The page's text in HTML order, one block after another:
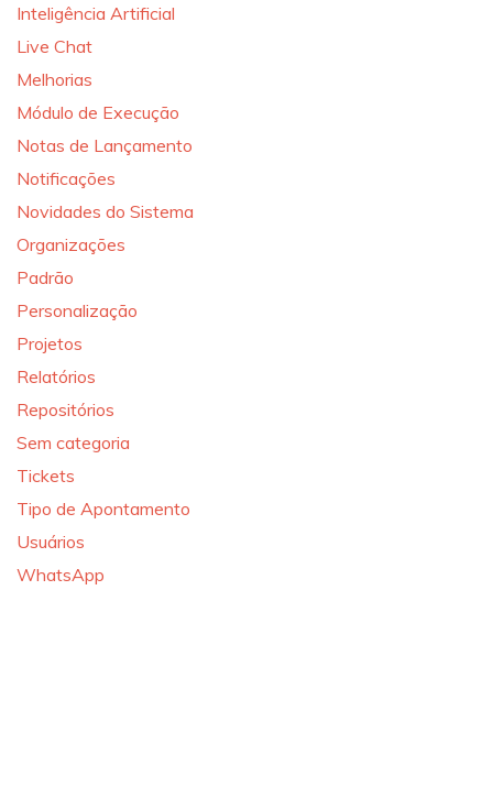
Inteligência Artificial
Live Chat
Melhorias
Módulo de Execução
Notas de Lançamento
Notificações
Novidades do Sistema
Organizações
Padrão
Personalização
Projetos
Relatórios
Repositórios
Sem categoria
Tickets
Tipo de Apontamento
Usuários
WhatsApp